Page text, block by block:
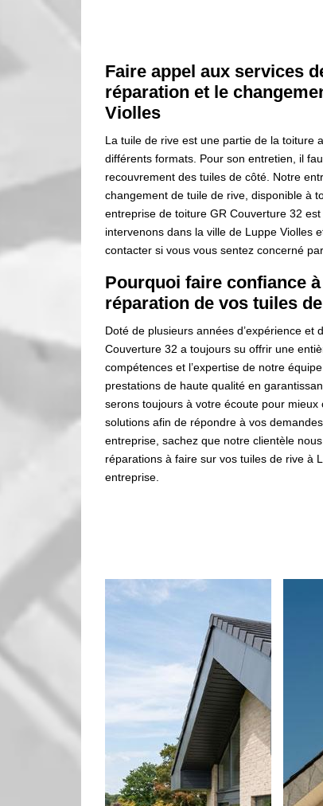
Faire appel aux services
réparation et le
Violles
La tuile de rive est une partie de la toiture
différents formats. Pour son entretien, il
recouvrement des tuiles de côté. Notre
changement de tuile de rive, disponible à
entreprise de toiture GR Couverture 32
intervenons dans la ville de Luppe Violles
contacter si vous vous sentez concerné
Pourquoi faire confiance
réparation de vos tuiles
Doté de plusieurs années d’expérience et
Couverture 32 a toujours su offrir une
compétences et l’expertise de notre
prestations de haute qualité en
serons toujours à votre écoute pour
solutions afin de répondre à vos
entreprise, sachez que notre clientèle
réparations à faire sur vos tuiles de rive à
entreprise.